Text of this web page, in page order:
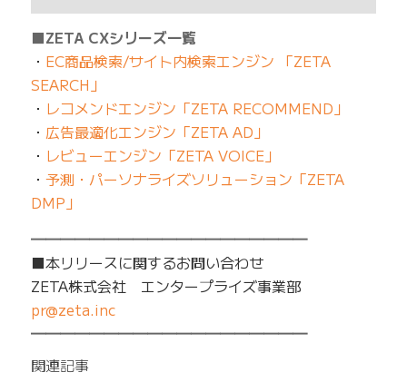
■ZETA CXシリーズ一覧
・ EC商品検索/サイト内検索エンジン 「ZETA
SEARCH」
・ レコメンドエンジン「ZETA RECOMMEND」
・ 広告最適化エンジン「ZETA AD」
・ レビューエンジン「ZETA VOICE」
・ 予測・パーソナライズソリューション「ZETA
DMP」
━━━━━━━━━━━━━━━━━━━
■本リリースに関するお問い合わせ
ZETA株式会社 エンタープライズ事業部
pr@zeta.inc
━━━━━━━━━━━━━━━━━━━
関連記事